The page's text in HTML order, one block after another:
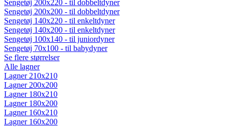
Sengetøj 200x220 - til dobbeltdyner
Sengetøj 200x200 - til dobbeltdyner
Sengetøj 140x220 - til enkeltdyner
Sengetøj 140x200 - til enkeltdyner
Sengetøj 100x140 - til juniordyner
Sengetøj 70x100 - til babydyner
Se flere størrelser
Alle lagner
Lagner 210x210
Lagner 200x200
Lagner 180x210
Lagner 180x200
Lagner 160x210
Lagner 160x200